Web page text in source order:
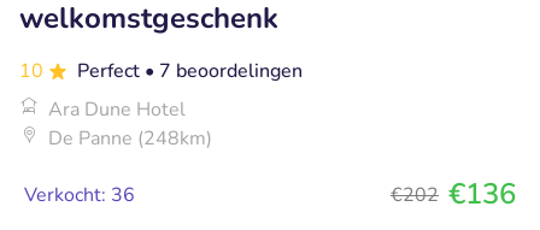
welkomstgeschenk
10 Perfect • 7 beoordelingen
Ara Dune Hotel
De Panne (248km)
Verkocht: 36 €202 €136